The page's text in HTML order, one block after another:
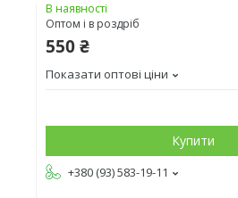
В наявності
Оптом і в роздріб
550 ₴
Показати оптові ціни
Купити
+380 (93) 583-19-11